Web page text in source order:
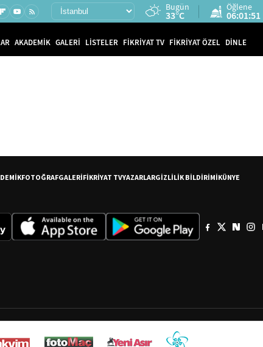
Bugün
33°C
Öğlene
06:01:51
AKADEMİK GALERİ LİSTELER FİKRİYAT TV FİKRİYAT ÖZEL DİNLE
FOTOĞRAFGALERİFİKRİYAT TVYAZARLARGİZLİLİK BİLDİRİMİKÜNYE